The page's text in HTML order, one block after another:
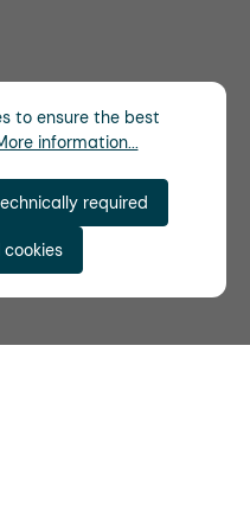
to ensure the best
information...
required